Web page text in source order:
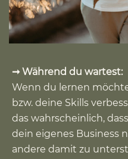
➞ Während du wartest:
Wenn du lernen
bzw. deine Skills
das wahrscheinlich,
dein eigenes Business
andere damit zu